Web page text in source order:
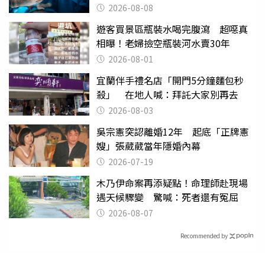
2026-08-08
遊客買景區瓶裝水喝完腹瀉 超噁真
相曝！老婦撿空瓶裝河水賣30年
2026-08-01
宜蘭伴手禮名店「開門5分鐘麵包秒
殺」 在地人喊：拜託大家別再去
2026-08-03
吳宗憲突認離婚12年 起底「正牌憲
嫂」張葳葳當年隱婚內幕
2026-07-19
木乃伊命案再添疑點！命理師赴現場
遇天候驟變 驚喊：死者還有冤屈
2026-08-07
Recommended by